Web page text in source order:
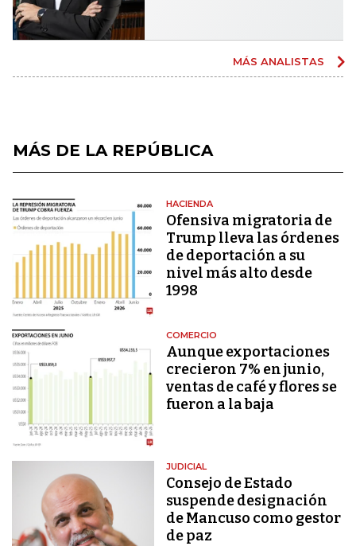
MÁS ANALISTAS
MÁS DE LA REPÚBLICA
HACIENDA
Ofensiva migratoria de
Trump lleva las órdenes
de deportación a su
nivel más alto desde
1998
COMERCIO
Aunque exportaciones
crecieron 7% en junio,
ventas de café y flores se
fueron a la baja
JUDICIAL
Consejo de Estado
suspende designación
de Mancuso como gestor
de paz